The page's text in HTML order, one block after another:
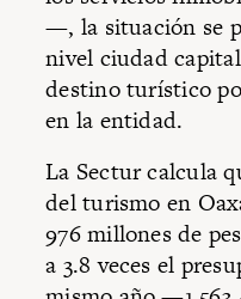
—, la situación se
nivel ciudad
destino turístico
en la entidad.
La Sectur calcula
del turismo en
976 millones de
a 3.8 veces el